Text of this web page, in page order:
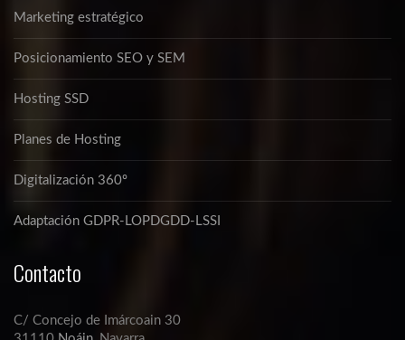
Marketing estratégico
Posicionamiento SEO y SEM
Hosting SSD
Planes de Hosting
Digitalización 360º
Adaptación GDPR-LOPDGDD-LSSI
Contacto
C/ Concejo de Imárcoain 30